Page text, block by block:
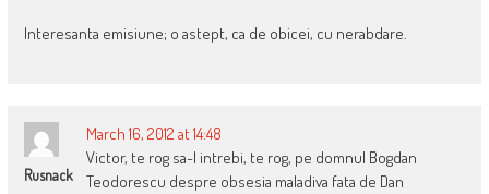
Interesanta emisiune; o astept, ca de obicei, cu nerabdare.
Rusnack
March 16, 2012 at 14:48
Victor, te rog sa-l intrebi, te rog, pe domnul Bogdan
Teodorescu despre obsesia maladiva fata de Dan